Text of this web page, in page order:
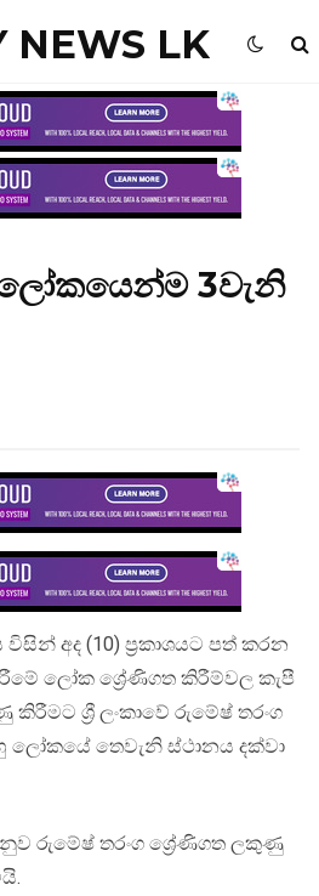
NEWS LK
3වැනි
අද (10) ප්‍රකාශයට පත් කරන
ලෝක ශ්‍රේණිගත කිරීම්වල කැපී
ශ්‍රී ලංකාවේ රුමේෂ් තරංග
ලෝකයේ තෙවැනි ස්ථානය දක්වා
රුමේෂ් තරංග ශ්‍රේණිගත ලකුණු